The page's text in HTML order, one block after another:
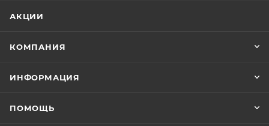
АКЦИИ
КОМПАНИЯ
ИНФОРМАЦИЯ
ПОМОЩЬ